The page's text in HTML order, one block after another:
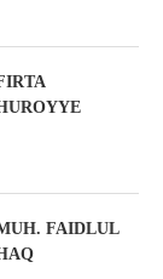
FAIDLUL